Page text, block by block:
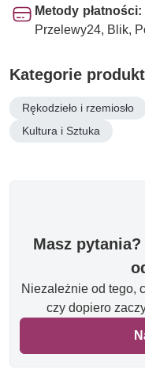
Metody płatności:
Przelewy24, Blik,
Kategorie
Rękodzieło i rzemiosło
Kultura i Sztuka
Masz
Niezależnie od tego,
czy dopiero